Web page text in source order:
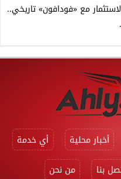
مع «فودافون» تاريخي..
أخبار محلية
أي خدمة
بنا من نحن